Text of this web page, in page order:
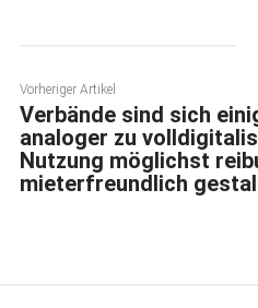
Vorheriger Artikel
Verbände sind sich
analoger zu
Nutzung möglichst
mieterfreundlich